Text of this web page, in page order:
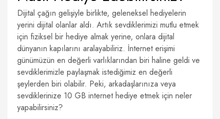
Dijital çağın gelişiyle birlikte, geleneksel hediyelerin
yerini dijital olanlar aldı. Artık sevdiklerimizi mutlu etmek
için fiziksel bir hediye almak yerine, onlara dijital
dünyanın kapılarını aralayabiliriz. İnternet erişimi
günümüzün en değerli varlıklarından biri haline geldi ve
sevdiklerimizle paylaşmak istediğimiz en değerli
şeylerden biri olabilir. Peki, arkadaşlarınıza veya
sevdiklerinize 10 GB internet hediye etmek için neler
yapabilirsiniz?